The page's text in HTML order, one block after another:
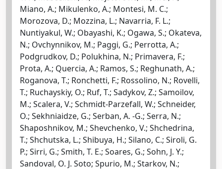
Miano, A.; Mikulenko, A.; Montesi, M. C.;
Morozova, D.; Mozzina, L.; Navarria, F. L.;
Nuntiyakul, W.; Obayashi, K.; Ogawa, S.; Okateva,
N.; Ovchynnikov, M.; Paggi, G.; Perrotta, A.;
Podgrudkov, D.; Polukhina, N.; Primavera, F.;
Prota, A.; Quercia, A.; Ramos, S.; Reghunath, A.;
Roganova, T.; Ronchetti, F.; Rossolino, N.; Rovelli,
T.; Ruchayskiy, O.; Ruf, T.; Sadykov, Z.; Samoilov,
M.; Scalera, V.; Schmidt-Parzefall, W.; Schneider,
O.; Sekhniaidze, G.; Serban, A. -G.; Serra, N.;
Shaposhnikov, M.; Shevchenko, V.; Shchedrina,
T.; Shchutska, L.; Shibuya, H.; Silano, C.; Siroli, G.
P.; Sirri, G.; Smith, T. E.; Soares, G.; Sohn, J. Y.;
Sandoval, O. J. Soto; Spurio, M.; Starkov, N.;